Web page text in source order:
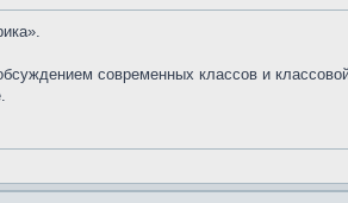
современных классов и